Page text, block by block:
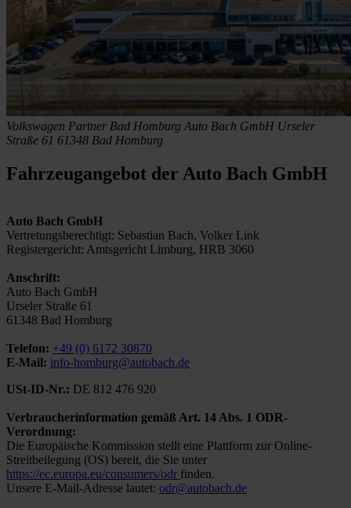
Volkswagen Partner Bad Homburg Auto Bach GmbH Urseler
Straße 61 61348 Bad Homburg
Fahrzeugangebot der Auto Bach GmbH
Auto Bach GmbH
Vertretungsberechtigt: Sebastian Bach, Volker Link
Registergericht: Amtsgericht Limburg, HRB 3060
Anschrift:
Auto Bach GmbH
Urseler Straße 61
61348 Bad Homburg
Telefon: +49 (0) 6172 30870
E-Mail: info-homburg@autobach.de
USt-ID-Nr.: DE 812 476 920
Verbraucherinformation gemäß Art. 14 Abs. 1 ODR-
Verordnung:
Die Europäische Kommission stellt eine Plattform zur Online-
Streitbeilegung (OS) bereit, die Sie unter
https://ec.europa.eu/consumers/odr finden.
Unsere E-Mail-Adresse lautet: odr@autobach.de